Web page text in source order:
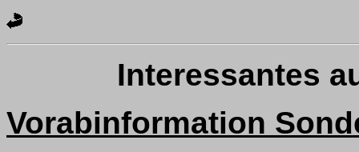
Interessantes
Vorabinformation